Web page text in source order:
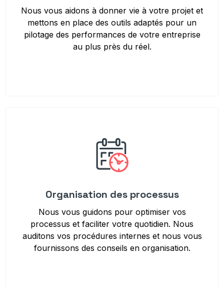
Nous vous aidons à donner vie à votre projet et
mettons en place des outils adaptés pour un
pilotage des performances de votre entreprise
au plus près du réel.
Organisation des processus
Nous vous guidons pour optimiser vos
processus et faciliter votre quotidien. Nous
auditons vos procédures internes et nous vous
fournissons des conseils en organisation.